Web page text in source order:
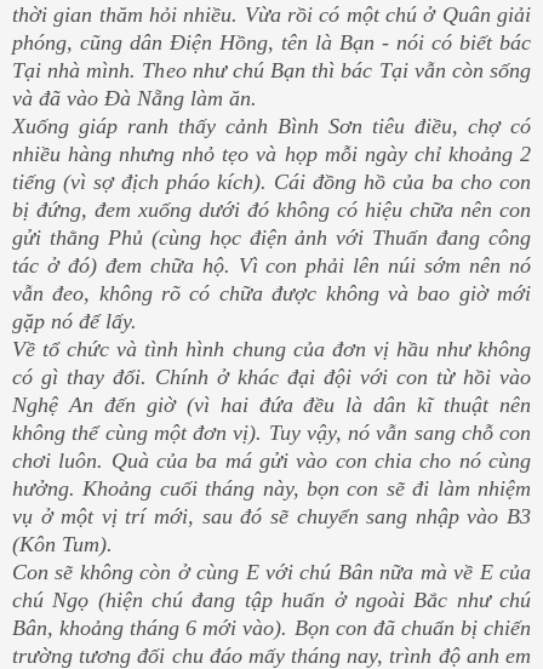
thời gian thăm hỏi nhiều. Vừa rồi có một chú ở Quân giải
phóng, cũng dân Điện Hồng, tên là Bạn - nói có biết bác
Tại nhà mình. Theo như chú Bạn thì bác Tại vẫn còn sống
và đã vào Đà Nẵng làm ăn.
Xuống giáp ranh thấy cảnh Bình Sơn tiêu điều, chợ có
nhiều hàng nhưng nhỏ tẹo và họp mỗi ngày chỉ khoảng 2
tiếng (vì sợ địch pháo kích). Cái đồng hồ của ba cho con
bị đứng, đem xuống dưới đó không có hiệu chữa nên con
gửi thằng Phủ (cùng học điện ảnh với Thuấn đang công
tác ở đó) đem chữa hộ. Vì con phải lên núi sớm nên nó
vẫn đeo, không rõ có chữa được không và bao giờ mới
gặp nó để lấy.
Về tổ chức và tình hình chung của đơn vị hầu như không
có gì thay đổi. Chính ở khác đại đội với con từ hồi vào
Nghệ An đến giờ (vì hai đứa đều là dân kĩ thuật nên
không thể cùng một đơn vị). Tuy vậy, nó vẫn sang chỗ con
chơi luôn. Quà của ba má gửi vào con chia cho nó cùng
hưởng. Khoảng cuối tháng này, bọn con sẽ đi làm nhiệm
vụ ở một vị trí mới, sau đó sẽ chuyển sang nhập vào B3
(Kôn Tum).
Con sẽ không còn ở cùng E với chú Bân nữa mà về E của
chú Ngọ (hiện chú đang tập huấn ở ngoài Bắc như chú
Bân, khoảng tháng 6 mới vào). Bọn con đã chuẩn bị chiến
trường tương đối chu đáo mấy tháng nay, trình độ anh em